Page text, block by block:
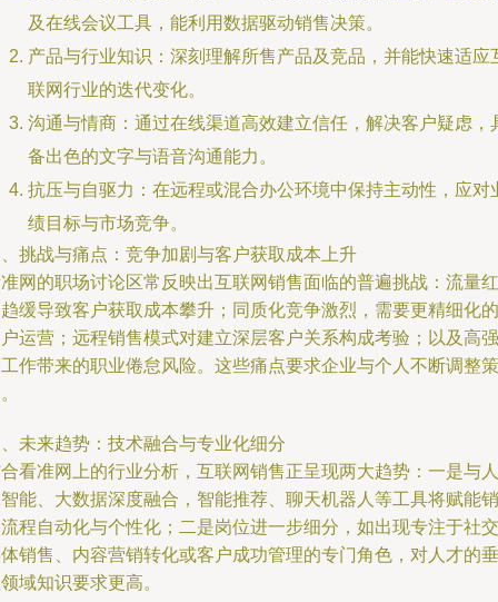
及在线会议工具，能利用数据驱动销售决策。
产品与行业知识：深刻理解所售产品及竞品，并能快速适应
联网行业的迭代变化。
沟通与情商：通过在线渠道高效建立信任，解决客户疑虑，
备出色的文字与语音沟通能力。
抗压与自驱力：在远程或混合办公环境中保持主动性，应对
绩目标与市场竞争。
挑战与痛点：竞争加剧与客户获取成本上升
网的职场讨论区常反映出互联网销售面临的普遍挑战：流量红
缓导致客户获取成本攀升；同质化竞争激烈，需要更精细化的
运营；远程销售模式对建立深层客户关系构成考验；以及高强
作带来的职业倦怠风险。这些痛点要求企业与个人不断调整策
未来趋势：技术融合与专业化细分
看准网上的行业分析，互联网销售正呈现两大趋势：一是与人
能、大数据深度融合，智能推荐、聊天机器人等工具将赋能销
程自动化与个性化；二是岗位进一步细分，如出现专注于社交
销售、内容营销转化或客户成功管理的专门角色，对人才的垂
域知识要求更高。